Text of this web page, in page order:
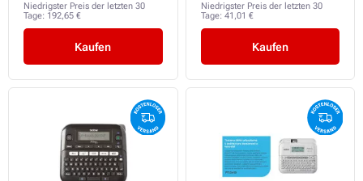
Niedrigster Preis der letzten 30
Tage: 192,65 €
Kaufen
Niedrigster Preis der letzten 30
Tage: 41,01 €
Kaufen